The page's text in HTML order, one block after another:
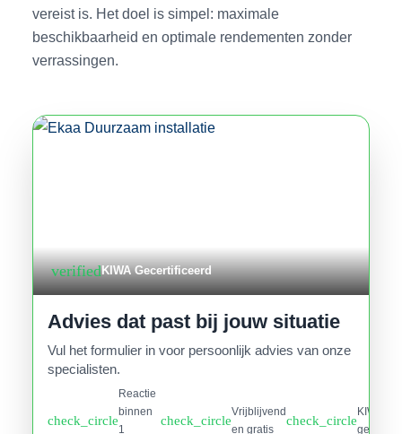
vereist is. Het doel is simpel: maximale
beschikbaarheid en optimale rendementen zonder
verrassingen.
verifiedKIWA Gecertificeerd
Advies dat past bij jouw situatie
Vul het formulier in voor persoonlijk advies van onze
specialisten.
check_circle
Reactie
binnen
1
check_circle
Vrijblijvend
en gratis
check_circle
KIWA